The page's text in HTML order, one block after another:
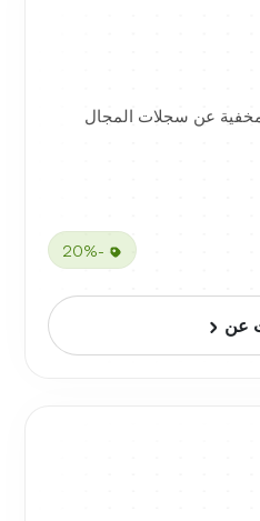
عن سجلات المجال
-20%
عن